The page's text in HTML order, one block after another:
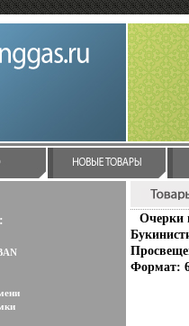
Очерки
Формат: